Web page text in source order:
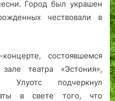
Город был украшен
чествовали в
состоявшемся
театра «Эстония»,
Улуотс подчеркнул
в свете того, что